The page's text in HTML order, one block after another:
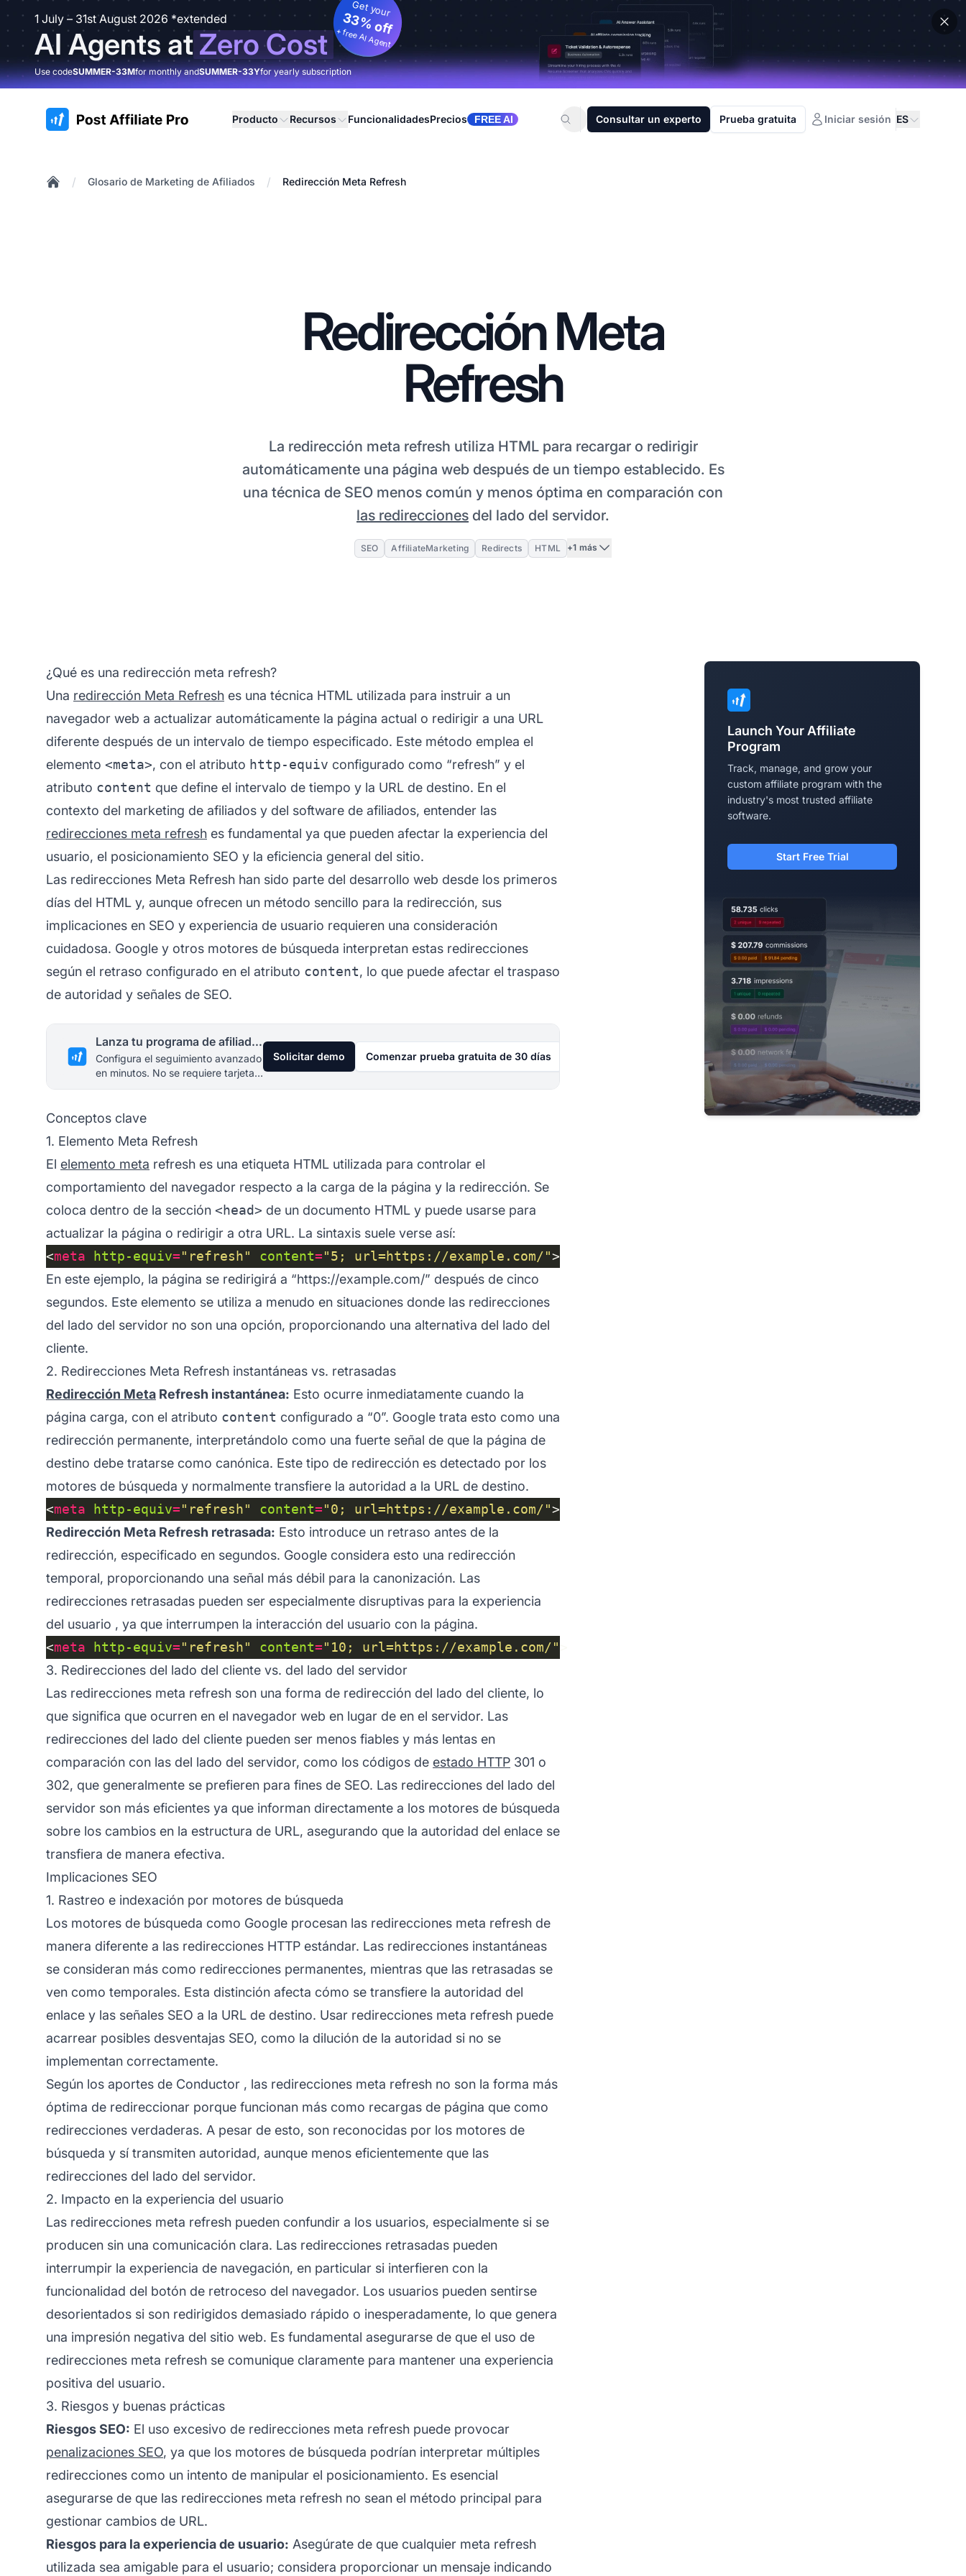
1 July – 31st August 2026 *extended
AI Agents atZero Cost
Get your
33% off
+ free AI Agent
Use codeSUMMER-33Mfor monthly andSUMMER-33Yfor yearly subscription
:site.title Producto Recursos FuncionalidadesPrecios FREE AI Consultar un experto Prueba gratuita Iniciar sesión ES
/ Glosario de Marketing de Afiliados / Redirección Meta Refresh
Redirección Meta
Refresh
La redirección meta refresh utiliza HTML para recargar o redirigir
automáticamente una página web después de un tiempo establecido. Es
una técnica de SEO menos común y menos óptima en comparación con
las redirecciones del lado del servidor.
SEO AffiliateMarketing Redirects HTML +1 más
¿Qué es una redirección meta refresh?
Una redirección Meta Refresh es una técnica HTML utilizada para instruir a un
navegador web a actualizar automáticamente la página actual o redirigir a una URL
diferente después de un intervalo de tiempo especificado. Este método emplea el
elemento <meta>, con el atributo http-equiv configurado como “refresh” y el
atributo content que define el intervalo de tiempo y la URL de destino. En el
contexto del marketing de afiliados y del software de afiliados, entender las
redirecciones meta refresh es fundamental ya que pueden afectar la experiencia del
usuario, el posicionamiento SEO y la eficiencia general del sitio.
Las redirecciones Meta Refresh han sido parte del desarrollo web desde los primeros
días del HTML y, aunque ofrecen un método sencillo para la redirección, sus
implicaciones en SEO y experiencia de usuario requieren una consideración
cuidadosa. Google y otros motores de búsqueda interpretan estas redirecciones
según el retraso configurado en el atributo content, lo que puede afectar el traspaso
de autoridad y señales de SEO.
Lanza tu programa de afiliados hoy
Configura el seguimiento avanzado
en minutos. No se requiere tarjeta
de crédito.
Solicitar demo Comenzar prueba gratuita de 30 días
Conceptos clave
1. Elemento Meta Refresh
El elemento meta refresh es una etiqueta HTML utilizada para controlar el
comportamiento del navegador respecto a la carga de la página y la redirección. Se
coloca dentro de la sección <head> de un documento HTML y puede usarse para
actualizar la página o redirigir a otra URL. La sintaxis suele verse así:
<meta http-equiv="refresh" content="5; url=https://example.com/"
En este ejemplo, la página se redirigirá a “https://example.com/” después de cinco
segundos. Este elemento se utiliza a menudo en situaciones donde las redirecciones
del lado del servidor no son una opción, proporcionando una alternativa del lado del
cliente.
2. Redirecciones Meta Refresh instantáneas vs. retrasadas
Redirección Meta Refresh instantánea: Esto ocurre inmediatamente cuando la
página carga, con el atributo content configurado a “0”. Google trata esto como una
redirección permanente, interpretándolo como una fuerte señal de que la página de
destino debe tratarse como canónica. Este tipo de redirección es detectado por los
motores de búsqueda y normalmente transfiere la autoridad a la URL de destino.
<meta http-equiv="refresh" content="0; url=https://example.com/"
Redirección Meta Refresh retrasada: Esto introduce un retraso antes de la
redirección, especificado en segundos. Google considera esto una redirección
temporal, proporcionando una señal más débil para la canonización. Las
redirecciones retrasadas pueden ser especialmente disruptivas para la experiencia
del usuario , ya que interrumpen la interacción del usuario con la página.
<meta http-equiv="refresh" content="10; url=https://example.com/"
3. Redirecciones del lado del cliente vs. del lado del servidor
Las redirecciones meta refresh son una forma de redirección del lado del cliente, lo
que significa que ocurren en el navegador web en lugar de en el servidor. Las
redirecciones del lado del cliente pueden ser menos fiables y más lentas en
comparación con las del lado del servidor, como los códigos de estado HTTP 301 o
302, que generalmente se prefieren para fines de SEO. Las redirecciones del lado del
servidor son más eficientes ya que informan directamente a los motores de búsqueda
sobre los cambios en la estructura de URL, asegurando que la autoridad del enlace se
transfiera de manera efectiva.
Implicaciones SEO
1. Rastreo e indexación por motores de búsqueda
Los motores de búsqueda como Google procesan las redirecciones meta refresh de
manera diferente a las redirecciones HTTP estándar. Las redirecciones instantáneas
se consideran más como redirecciones permanentes, mientras que las retrasadas se
ven como temporales. Esta distinción afecta cómo se transfiere la autoridad del
enlace y las señales SEO a la URL de destino. Usar redirecciones meta refresh puede
acarrear posibles desventajas SEO, como la dilución de la autoridad si no se
implementan correctamente.
Según los aportes de Conductor , las redirecciones meta refresh no son la forma más
óptima de redireccionar porque funcionan más como recargas de página que como
redirecciones verdaderas. A pesar de esto, son reconocidas por los motores de
búsqueda y sí transmiten autoridad, aunque menos eficientemente que las
redirecciones del lado del servidor.
2. Impacto en la experiencia del usuario
Las redirecciones meta refresh pueden confundir a los usuarios, especialmente si se
producen sin una comunicación clara. Las redirecciones retrasadas pueden
interrumpir la experiencia de navegación, en particular si interfieren con la
funcionalidad del botón de retroceso del navegador. Los usuarios pueden sentirse
desorientados si son redirigidos demasiado rápido o inesperadamente, lo que genera
una impresión negativa del sitio web. Es fundamental asegurarse de que el uso de
redirecciones meta refresh se comunique claramente para mantener una experiencia
positiva del usuario.
3. Riesgos y buenas prácticas
Riesgos SEO: El uso excesivo de redirecciones meta refresh puede provocar
penalizaciones SEO, ya que los motores de búsqueda podrían interpretar múltiples
redirecciones como un intento de manipular el posicionamiento. Es esencial
asegurarse de que las redirecciones meta refresh no sean el método principal para
gestionar cambios de URL.
Riesgos para la experiencia de usuario: Asegúrate de que cualquier meta refresh
utilizada sea amigable para el usuario; considera proporcionar un mensaje indicando
Launch Your Affiliate
Program
Track, manage, and grow your
custom affiliate program with the
industry's most trusted affiliate
software.
Start Free Trial